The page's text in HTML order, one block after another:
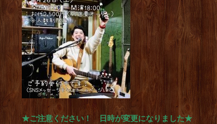
★ご注意ください！ 日時が変更になりました★